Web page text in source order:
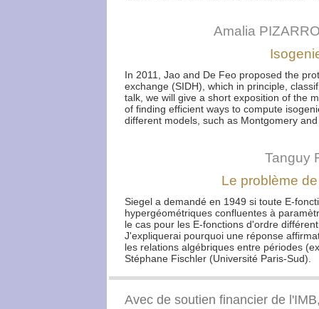
Amalia
In 2011, Jao and De Feo proposed the
exchange (SIDH), which in principle,
talk, we will give a short exposition of the
of finding efficient ways to compute
different models, such as Montgomery
Tanguy
Le problème
Siegel a demandé en 1949 si toute E-
hypergéométriques confluentes à
le cas pour les E-fonctions d'ordre
J'expliquerai pourquoi une réponse
les relations algébriques entre périodes
Stéphane Fischler (Université Paris-Sud).
Avec de soutien financier de